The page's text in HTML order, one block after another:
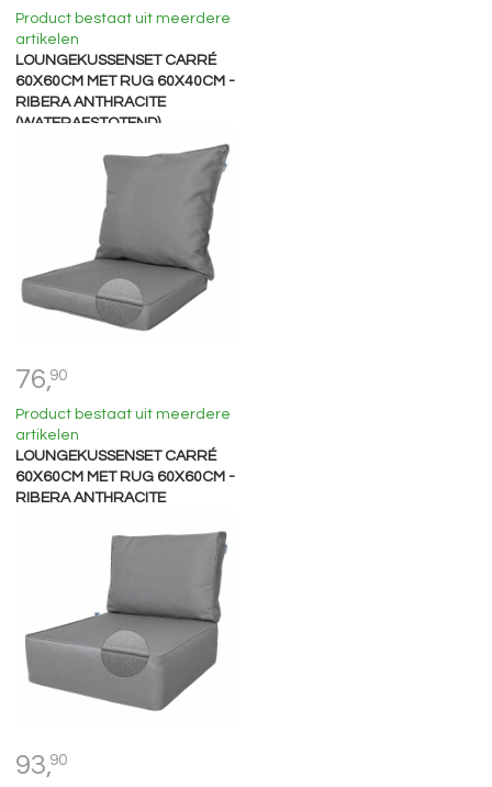
Product bestaat uit meerdere
artikelen
LOUNGEKUSSENSET CARRÉ
60X60CM MET RUG 60X40CM -
RIBERA ANTHRACITE
(WATERAFSTOTEND)
76,90
Product bestaat uit meerdere
artikelen
LOUNGEKUSSENSET CARRÉ
60X60CM MET RUG 60X60CM -
RIBERA ANTHRACITE
93,90